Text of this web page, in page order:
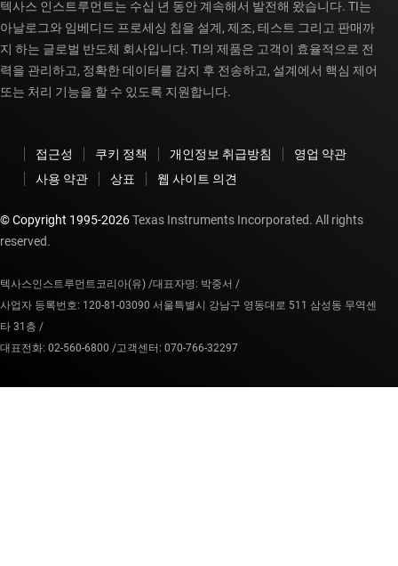
텍사스 인스트루먼트는 수십 년 동안 계속해서 발전해 왔습니다. TI는
아날로그와 임베디드 프로세싱 칩을 설계, 제조, 테스트 그리고 판매까
지 하는 글로벌 반도체 회사입니다. TI의 제품은 고객이 효율적으로 전
력을 관리하고, 정확한 데이터를 감지 후 전송하고, 설계에서 핵심 제어
또는 처리 기능을 할 수 있도록 지원합니다.
접근성 쿠키 정책 개인정보 취급방침
영업 약관
사용 약관
상표 웹 사이트 의견
© Copyright 1995-2026Texas Instruments Incorporated. All rights
reserved.
텍사스인스트루먼트코리아(유) /대표자명: 박중서 /
사업자 등록번호: 120-81-03090 서울특별시 강남구 영동대로 511 삼성동 무역센
타 31층 /
대표전화: 02-560-6800 /고객센터: 070-766-32297